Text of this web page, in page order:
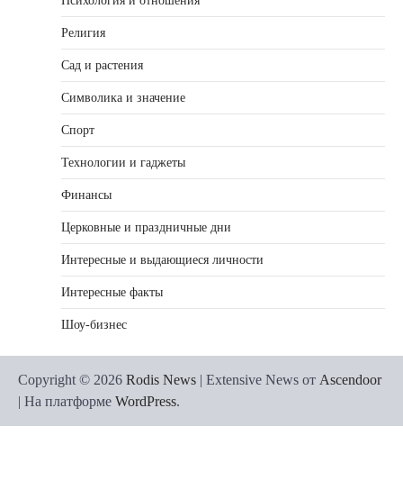
Религия
Сад и растения
Символика и значение
Спорт
Технологии и гаджеты
Финансы
Церковные и праздничные дни
Интересные и выдающиеся личности
Интересные факты
Шоу-бизнес
Copyright © 2026 Rodis News | Extensive News от Ascendoor
| На платформе WordPress.